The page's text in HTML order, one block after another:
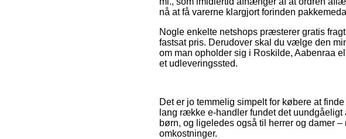
nå at få varerne klargjort forinden
Nogle enkelte netshops præsterer gratis
fastsat pris. Derudover skal du vælge den
om man opholder sig i Roskilde, Aabenraa
et udleveringssted.
Det er jo temmelig simpelt for købere at
lang række e-handler fundet det
børn, og ligeledes også til herrer og damer
omkostninger.